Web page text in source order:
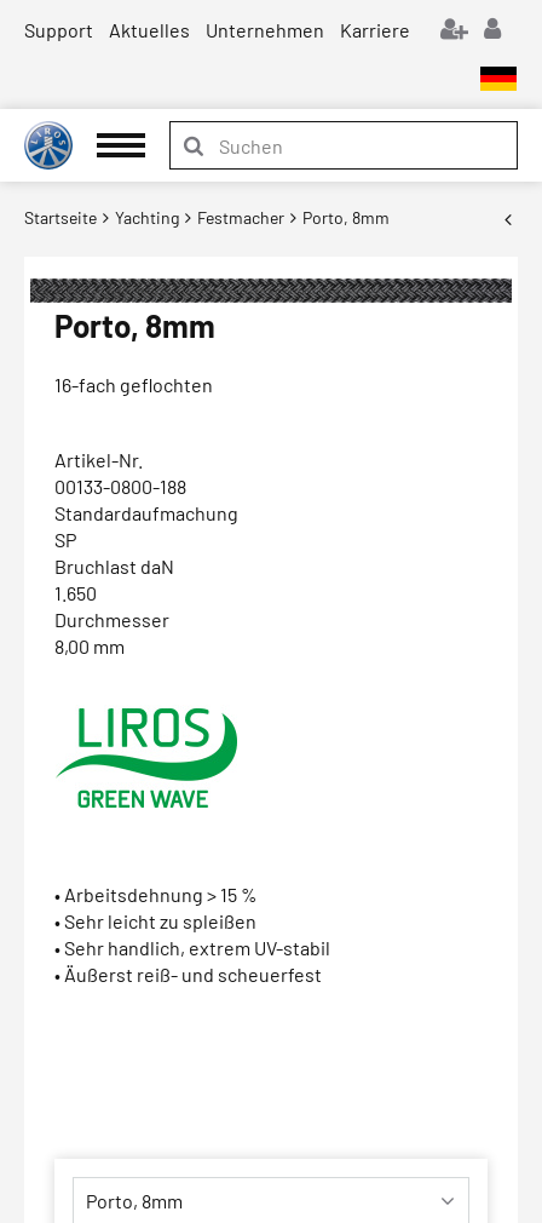
Support Aktuelles Unternehmen Karriere
Startseite Yachting Festmacher Porto, 8mm
Porto, 8mm
16-fach geflochten
Artikel-Nr.
00133-0800-188
Standardaufmachung
SP
Bruchlast daN
1.650
Durchmesser
8,00 mm
• Arbeitsdehnung > 15 %
• Sehr leicht zu spleißen
• Sehr handlich, extrem UV-stabil
• Äußerst reiß- und scheuerfest